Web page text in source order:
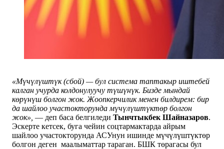
«Мүчүлүштүк (сбой) — бул система таптакыр иштебей
калган учурда колдонулуучу түшүнүк. Бизде мындай
көрүнүш болгон жок. Жоопкерчилик менен билдирем: бир
да шайлоо участокторунда мүчүлүштүктөр болгон
жок», — деп баса белгиледи Тынчтыкбек Шайназаров.
Эскерте кетсек, буга чейин соцтармактарда айрым
шайлоо участокторунда АСУнун ишинде мүчүлүштүктөр
болгон деген маалыматтар тараган. БШК төрагасы бул